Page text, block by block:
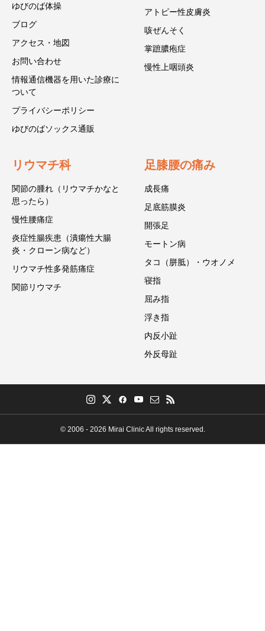
ゆびのば体操
ブログ
アクセス・地図
お問い合わせ
情報通信機器を用いた診療に
ついて
プライバシーポリシー
ゆびのばソックス通販
アトピー性皮膚炎
咳ぜんそく
掌蹠膿疱症
慢性上咽頭炎
リウマチ科
関節の腫れ（リウマチかなと
思ったら）
慢性腰痛症
炎症性腸疾患（潰瘍性大腸
炎・クローン病など）
リウマチ性多発筋痛症
関節リウマチ
足膝腰の痛み
成長痛
足底筋膜炎
開張足
モートン病
タコ（胼胝）・ウオノメ
寝指
屈み指
浮き指
内反小趾
外反母趾
© 2006 - 2026 Mirai Clinic All rights reserved.